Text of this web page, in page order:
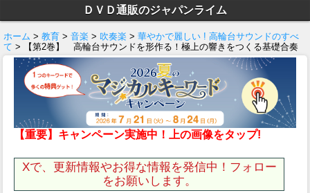
ＤＶＤ通販のジャパンライム
ホーム > 教育 > 音楽 > 吹奏楽 > 華やかで麗しい ! 高輪台サウンドのすべ
て > 【第2巻】 高輪台サウンドを形作る！極上の響きをつくる基礎合奏
【重要】キャンペーン実施中！上の画像をタップ!
Xで、更新情報やお得な情報を発信中！フォロー
をお願いします。